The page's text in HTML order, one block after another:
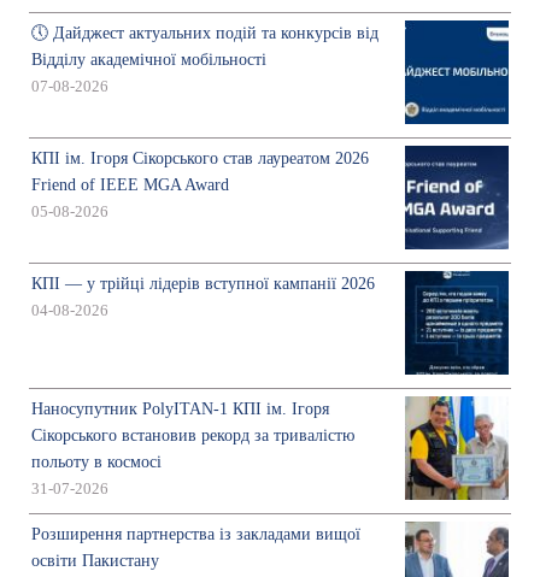
🕔 Дайджест актуальних подій та конкурсів від
Відділу академічної мобільності
07-08-2026
КПІ ім. Ігоря Сікорського став лауреатом 2026
Friend of IEEE MGA Award
05-08-2026
КПІ — у трійці лідерів вступної кампанії 2026
04-08-2026
Наносупутник PolyITAN-1 КПІ ім. Ігоря
Сікорського встановив рекорд за тривалістю
польоту в космосі
31-07-2026
Розширення партнерства із закладами вищої
освіти Пакистану